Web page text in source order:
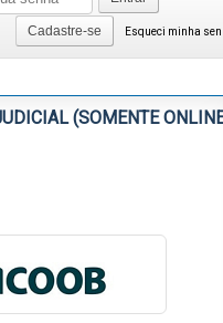
Esqueci minha
Cadastre-se
(SOMENTE